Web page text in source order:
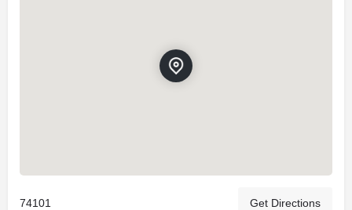
74101 Get Directions